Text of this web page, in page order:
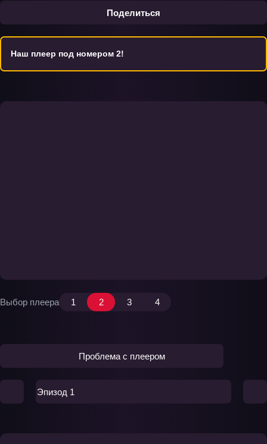
Поделиться
Наш плеер под номером 2!
Выбор плеера 1 2 3 4
Проблема с плеером
Эпизод 1